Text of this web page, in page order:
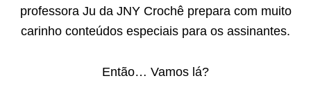
professora Ju da JNY Crochê prepara com muito
carinho conteúdos especiais para os assinantes.
Então… Vamos lá?